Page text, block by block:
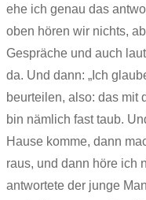
ehe ich genau das
oben hören wir nichts,
Gespräche und auch
da. Und dann: „Ich
beurteilen, also: das mit
bin nämlich fast taub.
Hause komme, dann
raus, und dann höre ich
antwortete der junge